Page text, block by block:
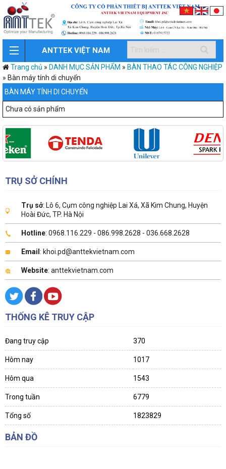
ANTTEK VIỆT NAM
Trang chủ » DANH MỤC SẢN PHẨM » BÀN THAO TÁC CÔNG NGHIỆP
» Bàn máy tính di chuyển
BÀN MÁY TÍNH DI CHUYỂN
Chưa có sản phẩm
TRỤ SỞ CHÍNH
Trụ sở: Lô 6, Cụm công nghiệp Lai Xá, Xã Kim Chung, Huyện
Hoài Đức, TP. Hà Nội
Hotline: 0968.116.229 - 086.998.2628 - 036.668.2628
Email : khoi.pd@anttekvietnam.com
Website: anttekvietnam.com
THỐNG KÊ TRUY CẬP
Đang truy cập 370
Hôm nay 1017
Hôm qua 1543
Trong tuần 6779
Tổng số 1823829
BẢN ĐỒ